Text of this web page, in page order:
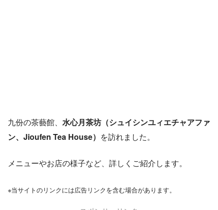
九份の茶藝館、 水心月茶坊（シュイシンユィエチャアファ
ン、Jioufen Tea House） を訪れました。
メニューやお店の様子など、詳しくご紹介します。
※当サイトのリンクには広告リンクを含む場合があります。